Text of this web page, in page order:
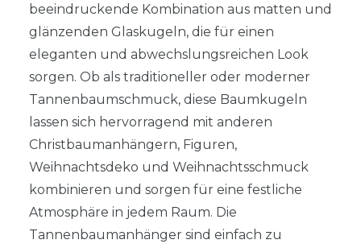
beeindruckende Kombination aus matten und
glänzenden Glaskugeln, die für einen
eleganten und abwechslungsreichen Look
sorgen. Ob als traditioneller oder moderner
Tannenbaumschmuck, diese Baumkugeln
lassen sich hervorragend mit anderen
Christbaumanhängern, Figuren,
Weihnachtsdeko und Weihnachtsschmuck
kombinieren und sorgen für eine festliche
Atmosphäre in jedem Raum. Die
Tannenbaumanhänger sind einfach zu